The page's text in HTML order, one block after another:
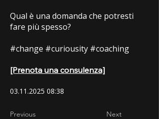
Qual è una domanda che potresti
fare più spesso?
#change #curiousity #coaching
[Prenota una consulenza]
03.11.2025 08:38
Previous Next